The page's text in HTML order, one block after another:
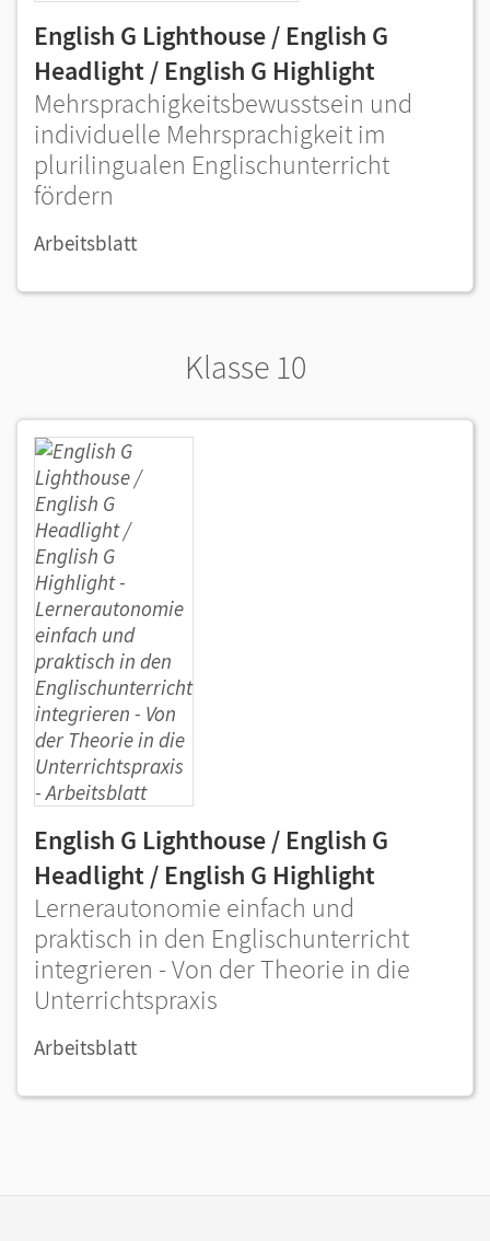
English G Lighthouse / English G
Headlight / English G Highlight
Mehrsprachigkeitsbewusstsein und
individuelle Mehrsprachigkeit im
plurilingualen Englischunterricht
fördern
Arbeitsblatt
Klasse 10
English G Lighthouse / English G
Headlight / English G Highlight
Lernerautonomie einfach und
praktisch in den Englischunterricht
integrieren - Von der Theorie in die
Unterrichtspraxis
Arbeitsblatt